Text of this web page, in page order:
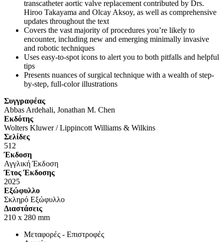
transcatheter aortic valve replacement contributed by Drs.
Hiroo Takayama and Olcay Aksoy, as well as comprehensive
updates throughout the text
Covers the vast majority of procedures you’re likely to
encounter, including new and emerging minimally invasive
and robotic techniques
Uses easy-to-spot icons to alert you to both pitfalls and helpful
tips
Presents nuances of surgical technique with a wealth of step-
by-step, full-color illustrations
Συγγραφέας
Abbas Ardehali, Jonathan M. Chen
Eκδότης
Wolters Kluwer / Lippincott Williams & Wilkins
Σελίδες
512
Έκδοση
Αγγλική Έκδοση
Έτος Έκδοσης
2025
Εξώφυλλο
Σκληρό Εξώφυλλο
Διαστάσεις
210 x 280 mm
Μεταφορές - Επιστροφές